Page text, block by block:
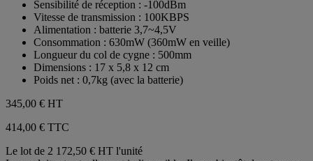
Sensibilité de réception : -100dBm
Vitesse de transmission : 100KBPS
Alimentation : batterie 3,7~4,5V
Consommation : 630mW (360mW en veille)
Longueur du col de cygne : 500mm
Dimensions : 17 x 5,8 x 12 cm
Poids net : 0,7kg (avec la batterie)
345,00 € HT
414,00 € TTC
Le lot de 2 172,50 € HT l'unité